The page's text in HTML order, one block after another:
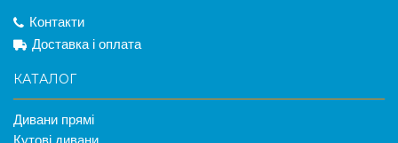
Контакти
Доставка і оплата
КАТАЛОГ
Дивани прямі